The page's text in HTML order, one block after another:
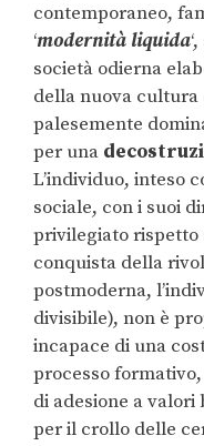
contemporaneo,
‘modernità liquida
società odierna
della nuova
palesemente
per una
L’individuo, inteso
sociale, con i suoi
privilegiato rispetto
conquista della
postmoderna,
divisibile), non è
incapace di una
processo
di adesione a
per il crollo delle